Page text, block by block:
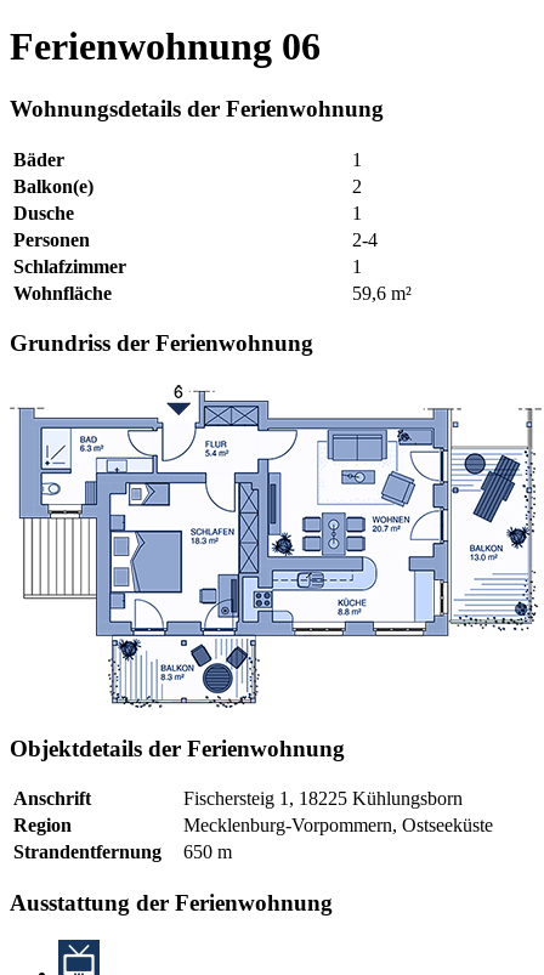
Ferienwohnung 06
Wohnungsdetails der Ferienwohnung
Bäder
1
Balkon(e)
2
Dusche
1
Personen
2-4
Schlafzimmer
1
Wohnfläche
59,6 m²
Grundriss der Ferienwohnung
Objektdetails der Ferienwohnung
Anschrift
Fischersteig 1, 18225 Kühlungsborn
Region
Mecklenburg-Vorpommern, Ostseeküste
Strandentfernung
650 m
Ausstattung der Ferienwohnung